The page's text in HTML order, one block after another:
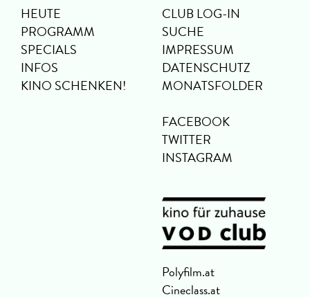
HEUTE
PROGRAMM
SPECIALS
INFOS
KINO SCHENKEN!
CLUB LOG-IN
SUCHE
IMPRESSUM
DATENSCHUTZ
MONATSFOLDER
FACEBOOK
TWITTER
INSTAGRAM
Polyfilm.at
Cineclass.at